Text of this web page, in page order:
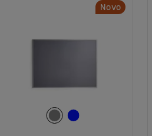
Novo